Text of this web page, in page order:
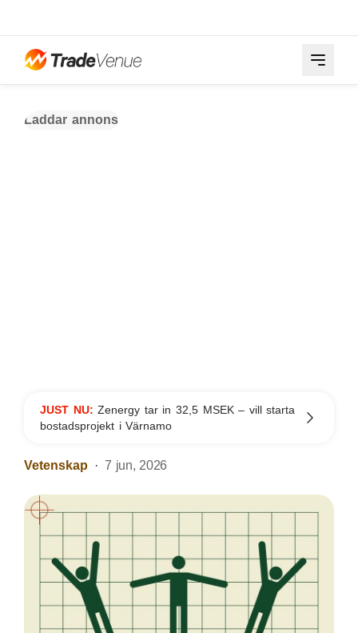
Laddar annons
JUST NU:Zenergy tar in 32,5 MSEK – vill starta
bostadsprojekt i Värnamo
Vetenskap 7 jun, 2026